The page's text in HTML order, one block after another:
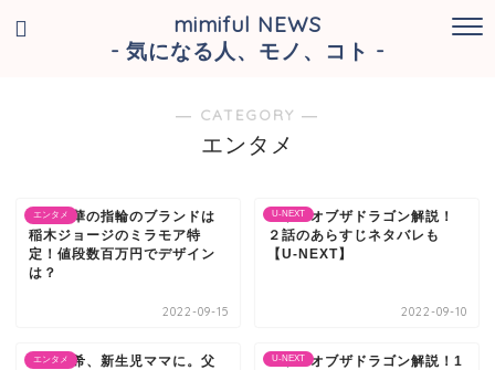
mimiful NEWS
- 気になる人、モノ、コト -
― CATEGORY ―
エンタメ
エンタメ
宮崎麗華の指輪のブランドは
稲木ジョージのミラモア特
定！値段数百万円でデザイン
は？
2022-09-15
U-NEXT
ハウスオブザドラゴン解説！
２話のあらすじネタバレも
【U-NEXT】
2022-09-10
エンタメ
畑田亜希、新生児ママに。父
U-NEXT
ハウスオブザドラゴン解説！1